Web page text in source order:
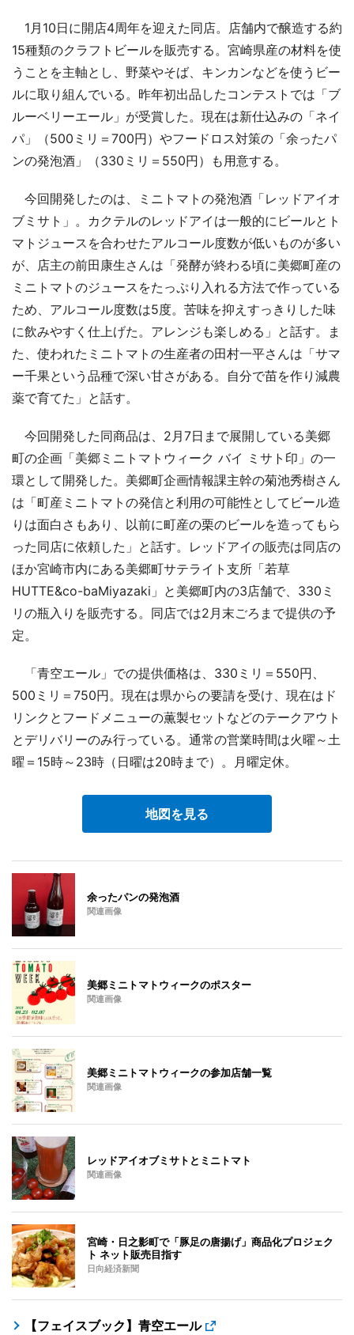
1月10日に開店4周年を迎えた同店。店舗内で醸造する約
15種類のクラフトビールを販売する。宮崎県産の材料を使
うことを主軸とし、野菜やそば、キンカンなどを使うビー
ルに取り組んでいる。昨年初出品したコンテストでは「ブ
ルーベリーエール」が受賞した。現在は新仕込みの「ネイ
パ」（500ミリ＝700円）やフードロス対策の「余ったパ
ンの発泡酒」（330ミリ＝550円）も用意する。
今回開発したのは、ミニトマトの発泡酒「レッドアイオ
ブミサト」。カクテルのレッドアイは一般的にビールとト
マトジュースを合わせたアルコール度数が低いものが多い
が、店主の前田康生さんは「発酵が終わる頃に美郷町産の
ミニトマトのジュースをたっぷり入れる方法で作っている
ため、アルコール度数は5度。苦味を抑えすっきりした味
に飲みやすく仕上げた。アレンジも楽しめる」と話す。ま
た、使われたミニトマトの生産者の田村一平さんは「サマ
ー千果という品種で深い甘さがある。自分で苗を作り減農
薬で育てた」と話す。
今回開発した同商品は、2月7日まで展開している美郷
町の企画「美郷ミニトマトウィーク バイ ミサト印」の一
環として開発した。美郷町企画情報課主幹の菊池秀樹さん
は「町産ミニトマトの発信と利用の可能性としてビール造
りは面白さもあり、以前に町産の栗のビールを造ってもら
った同店に依頼した」と話す。レッドアイの販売は同店の
ほか宮崎市内にある美郷町サテライト支所「若草
HUTTE&co-baMiyazaki」と美郷町内の3店舗で、330ミ
リの瓶入りを販売する。同店では2月末ごろまで提供の予
定。
「青空エール」での提供価格は、330ミリ＝550円、
500ミリ＝750円。現在は県からの要請を受け、現在はド
リンクとフードメニューの薫製セットなどのテークアウト
とデリバリーのみ行っている。通常の営業時間は火曜～土
曜＝15時～23時（日曜は20時まで）。月曜定休。
地図を見る
余ったパンの発泡酒
関連画像
美郷ミニトマトウィークのポスター
関連画像
美郷ミニトマトウィークの参加店舗一覧
関連画像
レッドアイオブミサトとミニトマト
関連画像
宮崎・日之影町で「豚足の唐揚げ」商品化プロジェク
ト ネット販売目指す
日向経済新聞
【フェイスブック】青空エール